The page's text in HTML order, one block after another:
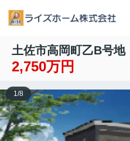
土佐市高岡町乙B号
2,750万円
1/8